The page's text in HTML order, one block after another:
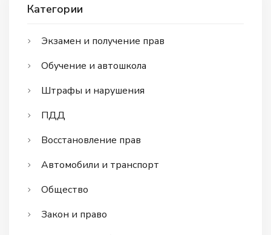
Категории
Экзамен и получение прав
Обучение и автошкола
Штрафы и нарушения
ПДД
Восстановление прав
Автомобили и транспорт
Общество
Закон и право